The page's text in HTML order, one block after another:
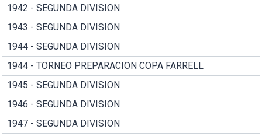
1942 - SEGUNDA DIVISION
1943 - SEGUNDA DIVISION
1944 - SEGUNDA DIVISION
1944 - TORNEO PREPARACION COPA FARRELL
1945 - SEGUNDA DIVISION
1946 - SEGUNDA DIVISION
1947 - SEGUNDA DIVISION